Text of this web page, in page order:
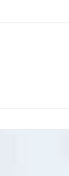
Inhalt